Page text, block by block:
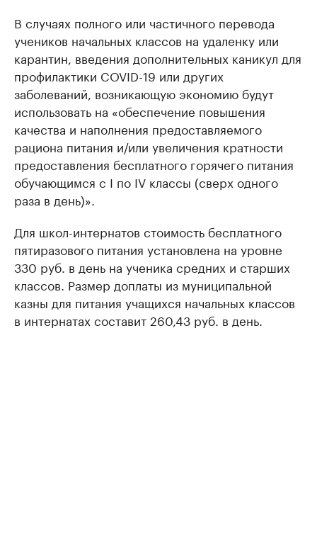
В случаях полного или частичного перевода
учеников начальных классов на удаленку или
карантин, введения дополнительных каникул для
профилактики COVID-19 или других
заболеваний, возникающую экономию будут
использовать на «обеспечение повышения
качества и наполнения предоставляемого
рациона питания и/или увеличения кратности
предоставления бесплатного горячего питания
обучающимся с I по IV классы (сверх одного
раза в день)».
Для школ-интернатов стоимость бесплатного
пятиразового питания установлена на уровне
330 руб. в день на ученика средних и старших
классов. Размер доплаты из муниципальной
казны для питания учащихся начальных классов
в интернатах составит 260,43 руб. в день.